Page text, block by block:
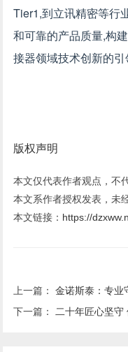
Tier1,到立讯精密等行
和可靠的产品质量,构
接器领域技术创新的引
版权声明
本文仅代表作者观点，不
本文系作者授权发表，未
本文链接： https://
上一篇：金诺斯泰：专业
下一篇：二十年匠心坚守